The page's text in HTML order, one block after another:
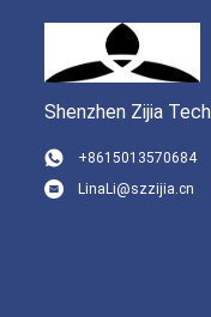
Shenzhen Zijia
+8615013570684
LinaLi@szzijia.cn